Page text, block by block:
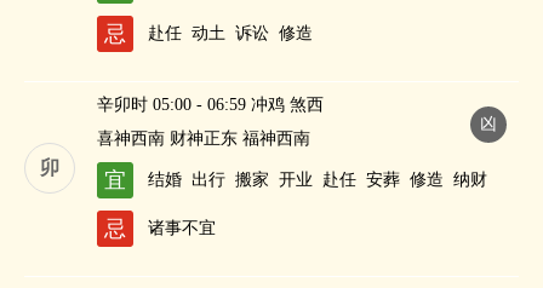
忌 赴任 动土 诉讼 修造
卯
凶
辛卯时 05:00 - 06:59 冲鸡 煞西
喜神西南 财神正东 福神西南
宜 结婚 出行 搬家 开业 赴任 安葬 修造 纳财
忌 诸事不宜